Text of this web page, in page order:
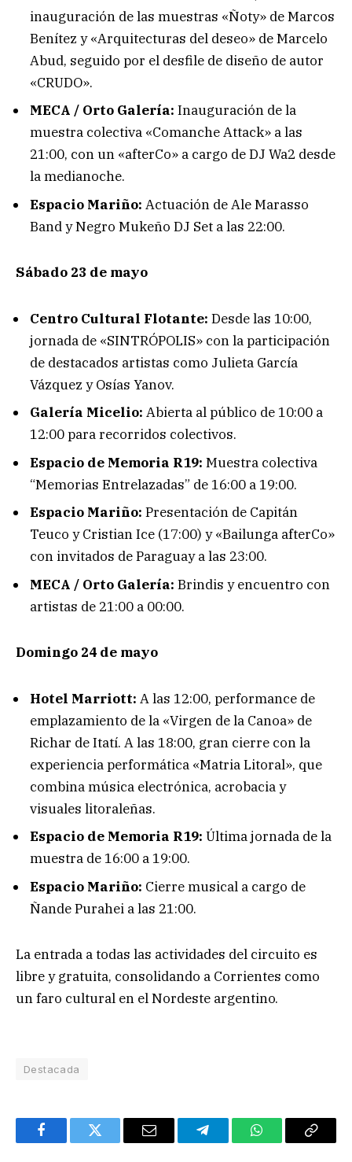
inauguración de las muestras «Ñoty» de Marcos
Benítez y «Arquitecturas del deseo» de Marcelo
Abud, seguido por el desfile de diseño de autor
«CRUDO».
MECA / Orto Galería: Inauguración de la
muestra colectiva «Comanche Attack» a las
21:00, con un «afterCo» a cargo de DJ Wa2 desde
la medianoche.
Espacio Mariño: Actuación de Ale Marasso
Band y Negro Mukeño DJ Set a las 22:00.
Sábado 23 de mayo
Centro Cultural Flotante: Desde las 10:00,
jornada de «SINTRÓPOLIS» con la participación
de destacados artistas como Julieta García
Vázquez y Osías Yanov.
Galería Micelio: Abierta al público de 10:00 a
12:00 para recorridos colectivos.
Espacio de Memoria R19: Muestra colectiva
“Memorias Entrelazadas” de 16:00 a 19:00.
Espacio Mariño: Presentación de Capitán
Teuco y Cristian Ice (17:00) y «Bailunga afterCo»
con invitados de Paraguay a las 23:00.
MECA / Orto Galería: Brindis y encuentro con
artistas de 21:00 a 00:00.
Domingo 24 de mayo
Hotel Marriott: A las 12:00, performance de
emplazamiento de la «Virgen de la Canoa» de
Richar de Itatí. A las 18:00, gran cierre con la
experiencia performática «Matria Litoral», que
combina música electrónica, acrobacia y
visuales litoraleñas.
Espacio de Memoria R19: Última jornada de la
muestra de 16:00 a 19:00.
Espacio Mariño: Cierre musical a cargo de
Ñande Purahei a las 21:00.
La entrada a todas las actividades del circuito es
libre y gratuita, consolidando a Corrientes como
un faro cultural en el Nordeste argentino.
Destacada
FacebookTwitter Email TelegramWhatsAppCopy